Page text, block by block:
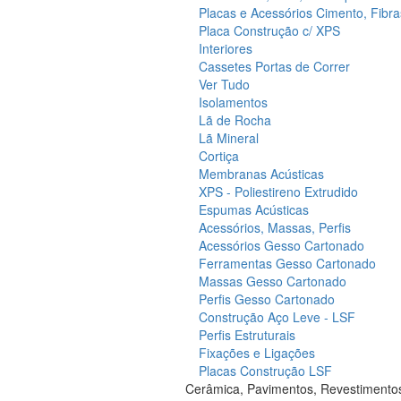
Placas e Acessórios Cimento,
Placa Construção c/ XPS
Interiores
Cassetes Portas de Correr
Ver Tudo
Isolamentos
Lã de Rocha
Lã Mineral
Cortiça
Membranas Acústicas
XPS - Poliestireno Extrudido
Espumas Acústicas
Acessórios, Massas, Perfis
Acessórios Gesso Cartonado
Ferramentas Gesso Cartonado
Massas Gesso Cartonado
Perfis Gesso Cartonado
Construção Aço Leve - LSF
Perfis Estruturais
Fixações e Ligações
Placas Construção LSF
Cerâmica, Pavimentos,